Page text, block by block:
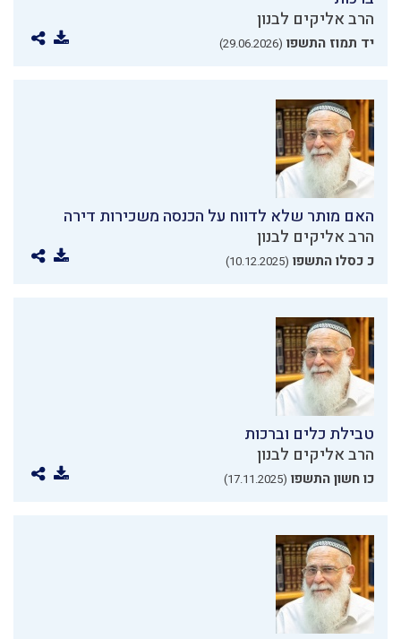
הרב אליקים לבנון
יד תמוז התשפו (29.06.2026)
האם מותר שלא לדווח על הכנסה משכירות דירה
הרב אליקים לבנון
כ כסלו התשפו (10.12.2025)
טבילת כלים וברכות
הרב אליקים לבנון
כו חשון התשפו (17.11.2025)